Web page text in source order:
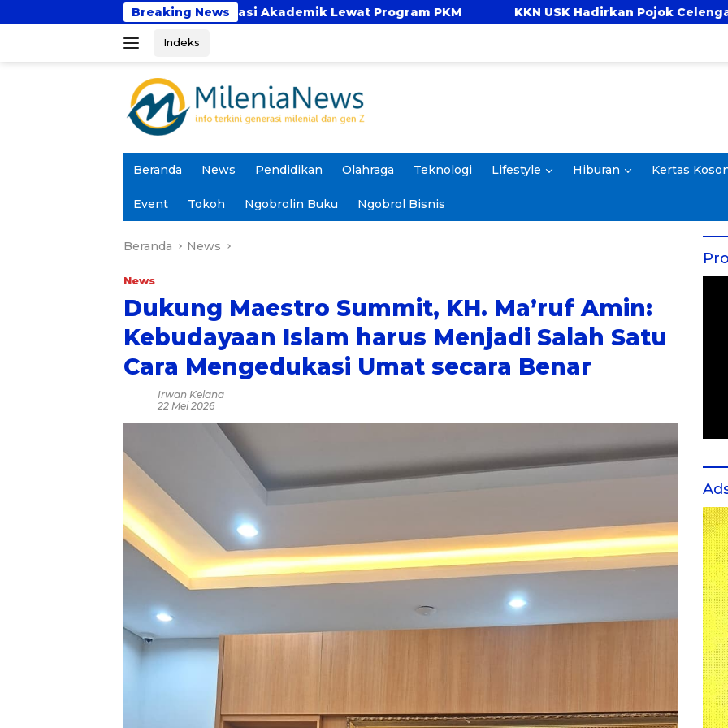
ke
Breaking News
Kolaborasi Akademik Lewat Program PKM KKN USK Hadirkan Pojok Celengan, Ajarkan Anak Desa
Indeks
Beranda News Pendidikan Olahraga Teknologi Lifestyle Hiburan Kertas
Event Tokoh Ngobrolin Buku Ngobrol Bisnis
Beranda News
News
Dukung Maestro Summit, KH. Ma’ruf Amin:
Kebudayaan Islam harus Menjadi Salah Satu
Cara Mengedukasi Umat secara Benar
Irwan Kelana
22 Mei 2026